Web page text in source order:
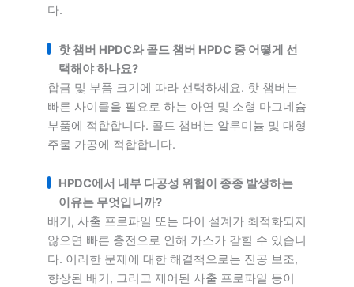
다.
핫 챔버 HPDC와 콜드 챔버 HPDC 중 어떻게 선
택해야 하나요?
합금 및 부품 크기에 따라 선택하세요. 핫 챔버는
빠른 사이클을 필요로 하는 아연 및 소형 마그네슘
부품에 적합합니다. 콜드 챔버는 알루미늄 및 대형
주물 가공에 적합합니다.
HPDC에서 내부 다공성 위험이 종종 발생하는
이유는 무엇입니까?
배기, 사출 프로파일 또는 다이 설계가 최적화되지
않으면 빠른 충전으로 인해 가스가 갇힐 수 있습니
다. 이러한 문제에 대한 해결책으로는 진공 보조,
향상된 배기, 그리고 제어된 사출 프로파일 등이